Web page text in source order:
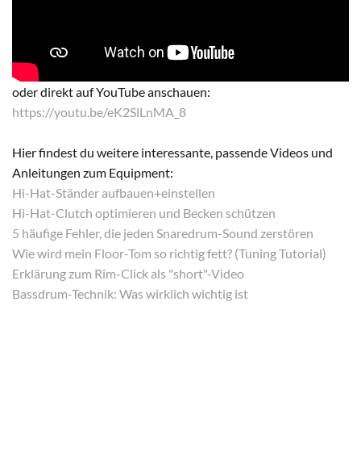
oder direkt auf YouTube anschauen:
https://youtu.be/eK2SlLnMA_8
Hier findest du weitere interessante, passende Videos und
Anleitungen zum Equipment:
Hi-Hat-Ständer aufbauen+einstellen
Hi-Hat-Clutch optimieren und Becken schützen
5 häufige Fehler, die jeden Snaredrum-Sound zerstören
Wie wird mein Floor-Tom so richtig fett? (Tuning Tutorial)
Erklärung zum Rim-Click als "short"-Video
Bassdrum-Technik: Was wirklich wichtig ist